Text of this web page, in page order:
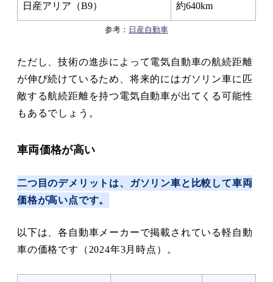
日産アリア（B9） 約640km
参考： 日産自動車
ただし、技術の進歩によって電気自動車の航続距離
が伸び続けているため、将来的にはガソリン車に匹
敵する航続距離を持つ電気自動車が出てくる可能性
もあるでしょう。
車両価格が高い
二つ目のデメリットは、ガソリン車と比較して車両
価格が高い点です。
以下は、各自動車メーカーで掲載されている軽自動
車の価格です（2024年3月時点）。